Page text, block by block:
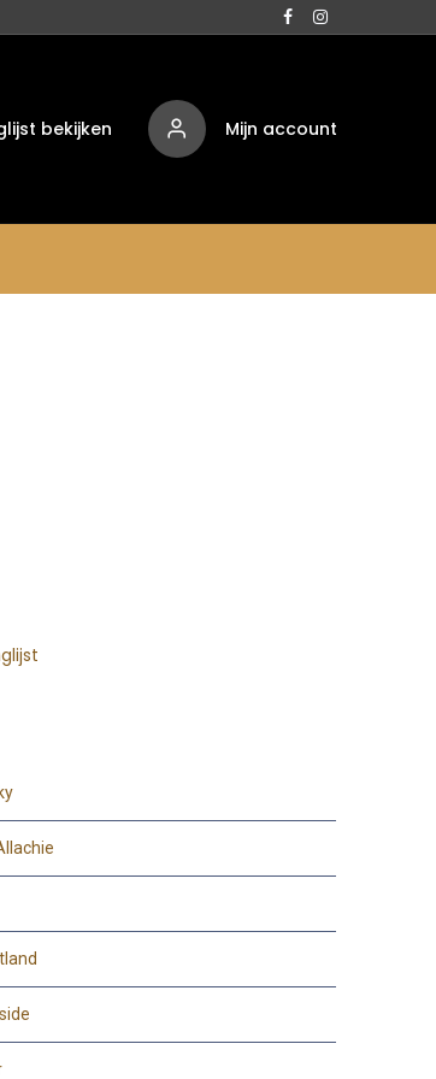
bekijken Mijn account